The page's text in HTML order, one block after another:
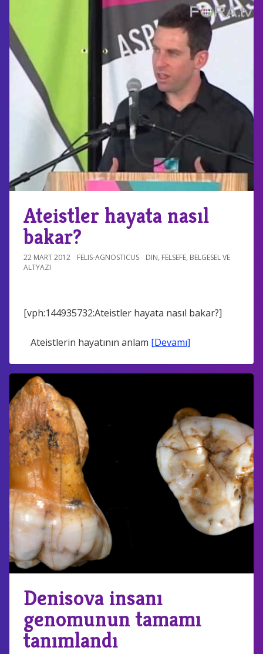
Ateistler hayata nasıl
bakar?
22 MART 2012 FELIS-AGNOSTICUS DIN, FELSEFE, BELGESEL VE
ALTYAZI
[vph:144935732:Ateistler hayata nasıl bakar?]
Ateistlerin hayatının anlam [Devamı]
Denisova insanı
genomunun tamamı
tanımlandı